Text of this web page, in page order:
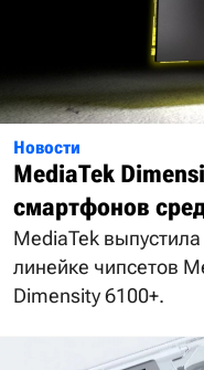
Новости
MediaTek
смартфонов
MediaTek
линейке чипсетов
Dimensity 6100+.